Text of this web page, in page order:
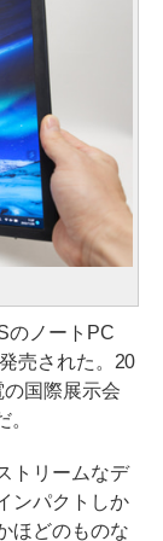
のノートPC
売された。20
国際展示会
トリームなデ
ンパクトしか
ほどのものな